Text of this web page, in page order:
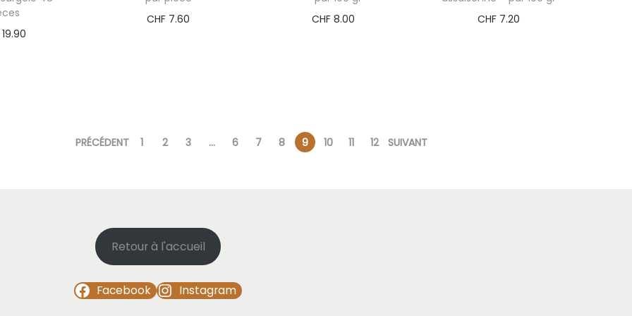
19.90
CHF 7.60
CHF 8.00
CHF7.20
PRÉCÉDENT 1 2 3 … 6 7 8 9 10 11 12 SUIVANT
Retour à l'accueil
Facebook Instagram